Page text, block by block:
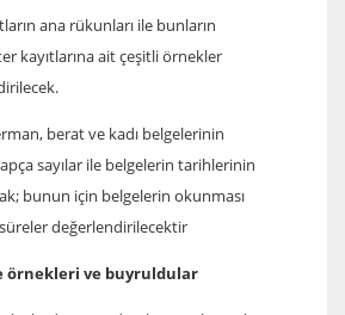
ana rükunları ile bunların
kayıtlarına ait çeşitli örnekler
berat ve kadı belgelerinin
sayılar ile belgelerin tarihlerinin
bunun için belgelerin okunması
değerlendirilecektir
örnekleri ve buyruldular